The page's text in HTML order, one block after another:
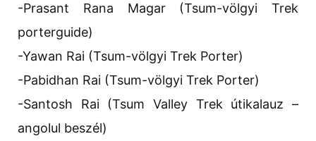
-Prasant Rana Magar (Tsum-völgyi Trek
porterguide)
-Yawan Rai (Tsum-völgyi Trek Porter)
-Pabidhan Rai (Tsum-völgyi Trek Porter)
-Santosh Rai (Tsum Valley Trek útikalauz –
angolul beszél)